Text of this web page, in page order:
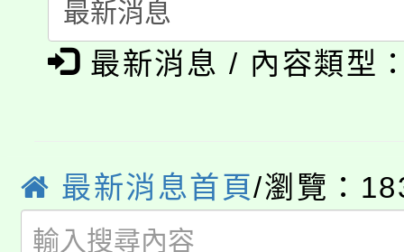
會
程
「本色祭」8/29、30在
局官網。
8月14至27日，桃園電
開!
115年桃園市運動會8/
最新消息 / 內容類型
最新消息首頁/瀏覽：